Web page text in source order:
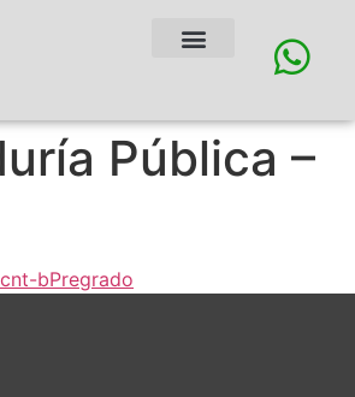
Pública –
cnt-bPregrado